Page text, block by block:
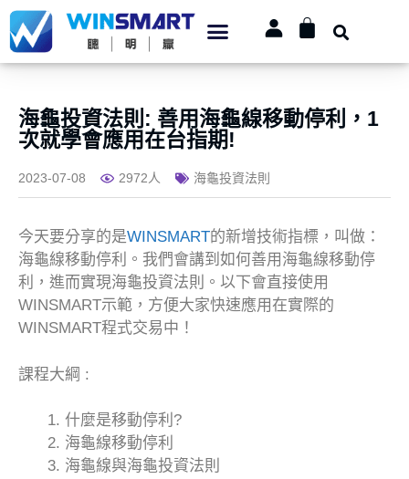
海龜投資法則: 善用海龜線移動停利，1
次就學會應用在台指期!
2023-07-08 2972人 海龜投資法則
今天要分享的是WINSMART的新增技術指標，叫做：
海龜線移動停利。我們會講到如何善用海龜線移動停
利，進而實現海龜投資法則。以下會直接使用
WINSMART示範，方便大家快速應用在實際的
WINSMART程式交易中！
課程大綱 :
什麼是移動停利?
海龜線移動停利
海龜線與海龜投資法則